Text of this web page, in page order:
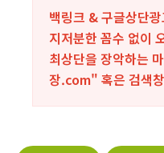
백링크 & 구글상단
지저분한 꼼수 없이
최상단을 장악하는
장.com" 혹은 검색